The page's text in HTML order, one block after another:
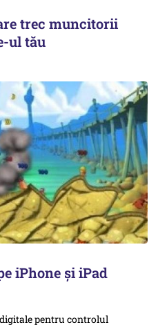
trec muncitorii
ul tău
iPhone și iPad